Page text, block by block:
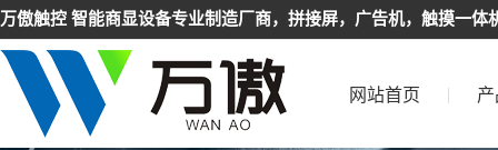
万傲触控 智能商显设备专业制造厂商，拼接屏，广告机，触摸一
网站首页